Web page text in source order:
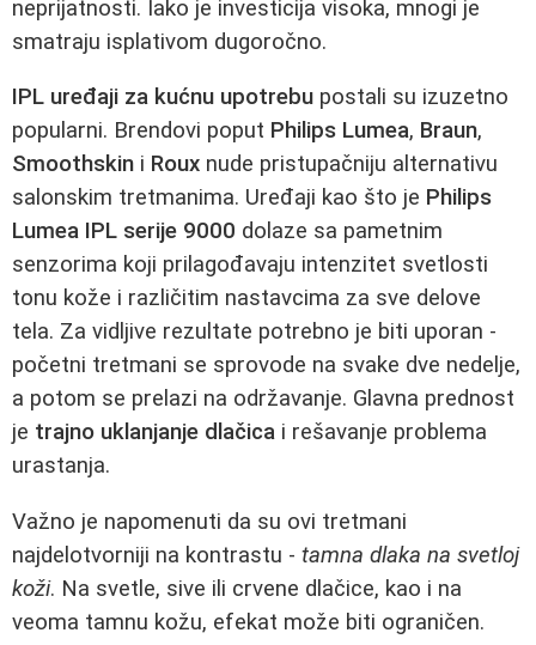
neprijatnosti. Iako je investicija visoka, mnogi je
smatraju isplativom dugoročno.
IPL uređaji za kućnu upotrebu postali su izuzetno
popularni. Brendovi poput Philips Lumea, Braun,
Smoothskin i Roux nude pristupačniju alternativu
salonskim tretmanima. Uređaji kao što je Philips
Lumea IPL serije 9000 dolaze sa pametnim
senzorima koji prilagođavaju intenzitet svetlosti
tonu kože i različitim nastavcima za sve delove
tela. Za vidljive rezultate potrebno je biti uporan -
početni tretmani se sprovode na svake dve nedelje,
a potom se prelazi na održavanje. Glavna prednost
je trajno uklanjanje dlačica i rešavanje problema
urastanja.
Važno je napomenuti da su ovi tretmani
najdelotvorniji na kontrastu - tamna dlaka na svetloj
koži. Na svetle, sive ili crvene dlačice, kao i na
veoma tamnu kožu, efekat može biti ograničen.